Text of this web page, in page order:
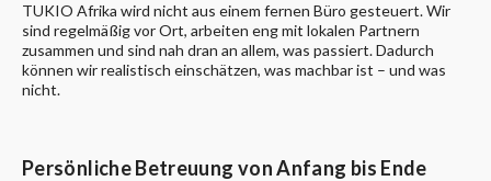
TUKIO Afrika wird nicht aus einem fernen Büro gesteuert. Wir
sind regelmäßig vor Ort, arbeiten eng mit lokalen Partnern
zusammen und sind nah dran an allem, was passiert. Dadurch
können wir realistisch einschätzen, was machbar ist – und was
nicht.
Persönliche Betreuung von Anfang bis Ende